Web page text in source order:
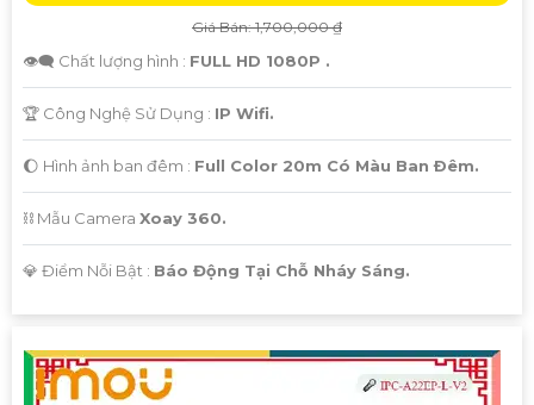
Giá Bán: 1,700,000 ₫
👁️‍🗨 Chất lượng hình : FULL HD 1080P .
🏆 Công Nghệ Sử Dụng : IP Wifi.
🌔 Hình ảnh ban đêm : Full Color 20m Có Màu Ban Ðêm.
⛓ Mẫu Camera Xoay 360.
️💎 Điểm Nỗi Bật : Báo Động Tại Chỗ Nháy Sáng.